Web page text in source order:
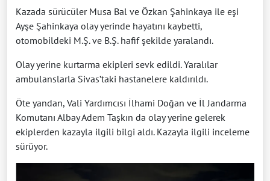
Kazada sürücüler Musa Bal ve Özkan Şahinkaya ile eşi
Ayşe Şahinkaya olay yerinde hayatını kaybetti,
otomobildeki M.Ş. ve B.Ş. hafif şekilde yaralandı.
Olay yerine kurtarma ekipleri sevk edildi. Yaralılar
ambulanslarla Sivas’taki hastanelere kaldırıldı.
Öte yandan, Vali Yardımcısı İlhami Doğan ve İl Jandarma
Komutanı Albay Adem Taşkın da olay yerine gelerek
ekiplerden kazayla ilgili bilgi aldı. Kazayla ilgili inceleme
sürüyor.